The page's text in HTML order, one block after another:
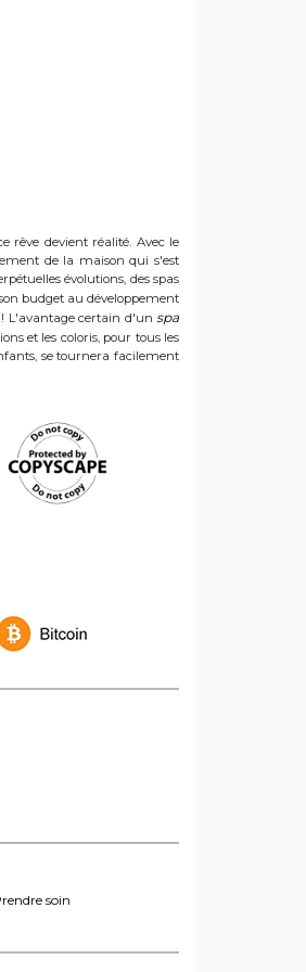
rêve devient réalité. Avec le
de la maison qui s'est
évolutions, des spas
budget au développement
! L'avantage certain d'un spa
et les coloris, pour tous les
se tournera facilement
soin